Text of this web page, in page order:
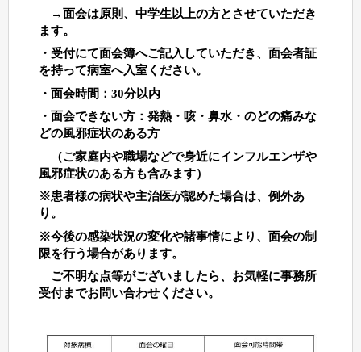
→面会は原則、中学生以上の方とさせていただき
ます。
・受付にて面会簿へご記入していただき、面会者証
を持って病室へ入室ください。
・面会時間：30分以内
・面会できない方：発熱・咳・鼻水・のどの痛みな
どの風邪症状のある方
（ご家庭内や職場などで身近にインフルエンザや
風邪症状のある方も含みます）
※患者様の病状や主治医が認めた場合は、例外あ
り。
※今後の感染状況の変化や諸事情により、面会の制
限を行う場合があります。
ご不明な点等がございましたら、お気軽に事務所
受付までお問い合わせください。